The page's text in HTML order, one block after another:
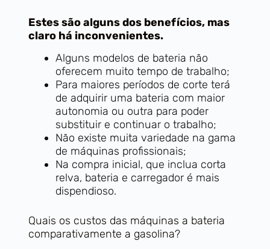
Estes são alguns dos benefícios, mas
claro há inconvenientes.
Alguns modelos de bateria não
oferecem muito tempo de trabalho;
Para maiores períodos de corte terá
de adquirir uma bateria com maior
autonomia ou outra para poder
substituir e continuar o trabalho;
Não existe muita variedade na gama
de máquinas profissionais;
Na compra inicial, que inclua corta
relva, bateria e carregador é mais
dispendioso.
Quais os custos das máquinas a bateria
comparativamente a gasolina?